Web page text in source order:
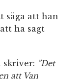
säga att han
ha sagt
skriver: ”Det
att Van